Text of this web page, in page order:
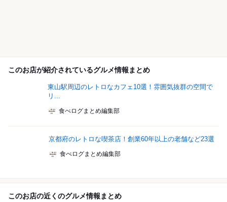
このお店が紹介されているグルメ情報まとめ
東山駅周辺のレトロなカフェ10選！雰囲気抜群の空間で
リ...
食べログまとめ編集部
京都府のレトロな喫茶店！創業60年以上の老舗など23選
食べログまとめ編集部
このお店の近くのグルメ情報まとめ